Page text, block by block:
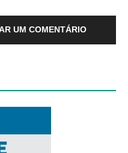
UM COMENTÁRIO